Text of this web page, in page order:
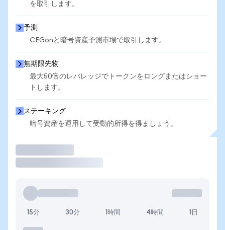
を取引します。
予測
CEGonと暗号資産予測市場で取引します。
無期限先物
最大50倍のレバレッジでトークンをロングまたはショー
トします。
ステーキング
暗号資産を運用して受動的所得を得ましょう。
15分 30分 1時間 4時間 1日